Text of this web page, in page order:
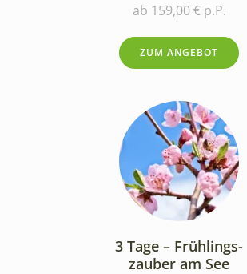
ab 159,00 € p.P.
ZUM ANGEBOT
3 Tage – Frühlings-
zauber am See